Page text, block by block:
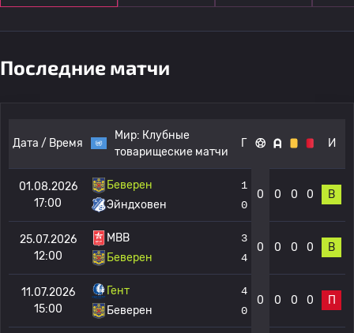
Последние матчи
Дата / Время
Мир: Клубные
товарищеские матчи
Г И
01.08.2026
17:00
Беверен
Эйндховен
1
0
0 0 0 0 В
25.07.2026
12:00
МВВ
Беверен
3
4
0 0 0 0 В
11.07.2026
15:00
Гент
Беверен
4
0
0 0 0 0 П